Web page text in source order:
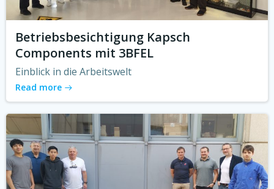
Betriebsbesichtigung Kapsch
Components mit 3BFEL
Einblick in die Arbeitswelt
Read more